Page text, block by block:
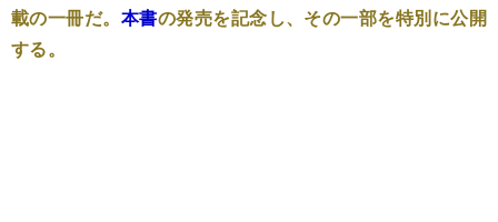
載の一冊だ。 本書の発売を記念し、その一部を特別に公開
する。